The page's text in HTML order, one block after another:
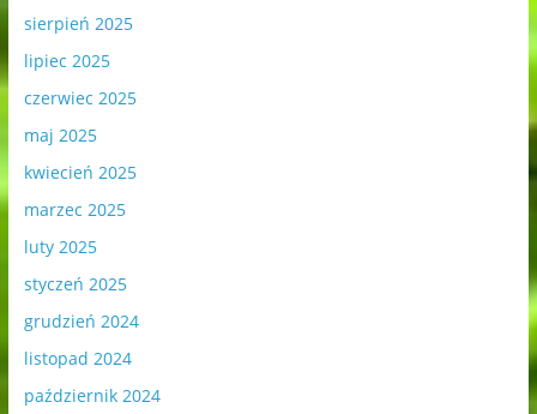
sierpień 2025
lipiec 2025
czerwiec 2025
maj 2025
kwiecień 2025
marzec 2025
luty 2025
styczeń 2025
grudzień 2024
listopad 2024
październik 2024